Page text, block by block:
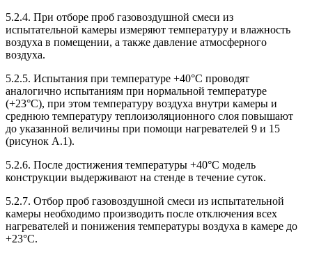
5.2.4. При отборе проб газовоздушной смеси из
испытательной камеры измеряют температуру и влажность
воздуха в помещении, а также давление атмосферного
воздуха.
5.2.5. Испытания при температуре +40°С проводят
аналогично испытаниям при нормальной температуре
(+23°С), при этом температуру воздуха внутри камеры и
среднюю температуру теплоизоляционного слоя повышают
до указанной величины при помощи нагревателей 9 и 15
(рисунок А.1).
5.2.6. После достижения температуры +40°С модель
конструкции выдерживают на стенде в течение суток.
5.2.7. Отбор проб газовоздушной смеси из испытательной
камеры необходимо производить после отключения всех
нагревателей и понижения температуры воздуха в камере до
+23°С.